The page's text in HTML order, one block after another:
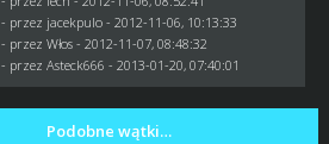
- przez jacekpulo- 2012-11-06, 10:13:33
- przez Włos- 2012-11-07, 08:48:32
- przez Asteck666 - 2013-01-20, 07:40:01
Podobne wątki…